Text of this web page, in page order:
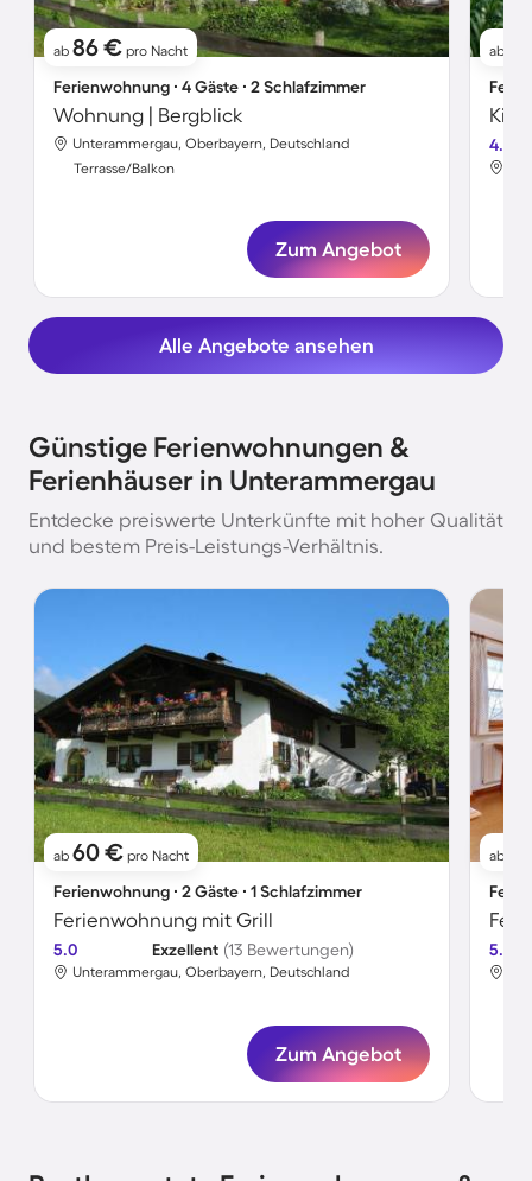
ab 86 € pro Nacht
Ferienwohnung ∙ 4 Gäste ∙ 2 Schlafzimmer
Wohnung | Bergblick
Unterammergau, Oberbayern, Deutschland
Terrasse/Balkon
Zum Angebot
ab
4.5
Alle Angebote ansehen
Günstige Ferienwohnungen &
Ferienhäuser in Unterammergau
Entdecke preiswerte Unterkünfte mit hoher Qualität
und bestem Preis-Leistungs-Verhältnis.
ab 60 € pro Nacht
Ferienwohnung ∙ 2 Gäste ∙ 1 Schlafzimmer
Ferienwohnung mit Grill
5.0 Exzellent (13 Bewertungen)
Unterammergau, Oberbayern, Deutschland
Zum Angebot
ab
5.0